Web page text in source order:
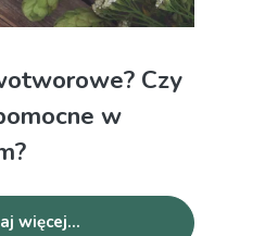
Czy
w
więcej...